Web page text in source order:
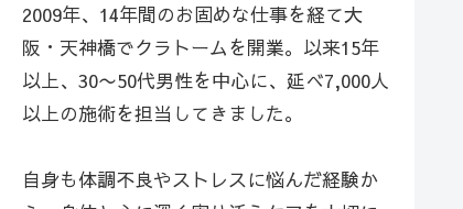
2009年、14年間のお固めな仕事を経て大
阪・天神橋でクラトームを開業。以来15年
以上、30〜50代男性を中心に、延べ7,000人
以上の施術を担当してきました。
自身も体調不良やストレスに悩んだ経験か